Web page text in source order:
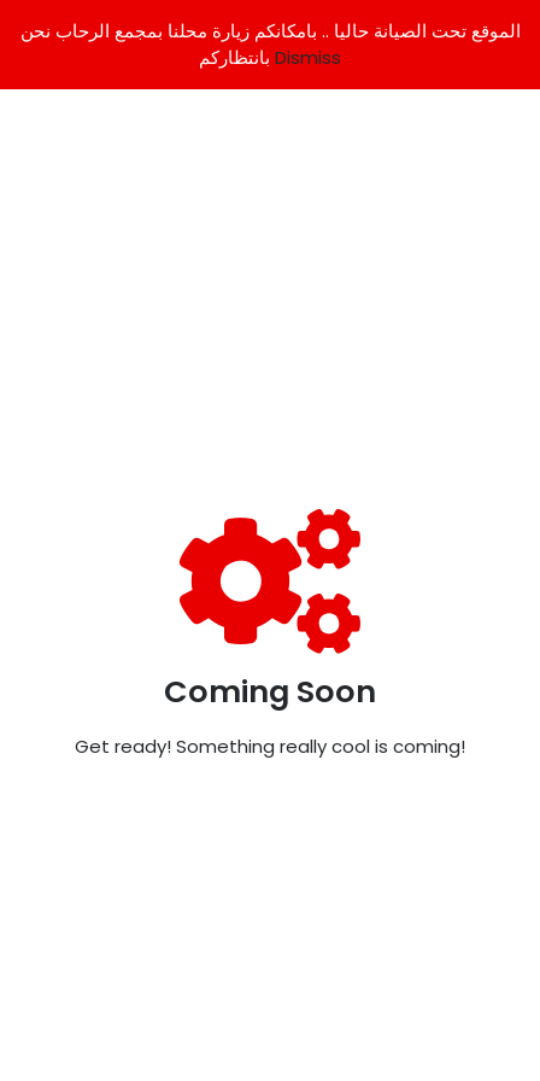
الموقع تحت الصيانة حاليا .. بامكانكم زيارة محلنا بمجمع الرحاب نحن
Dismiss
Coming Soon
Get ready! Something really cool is coming!